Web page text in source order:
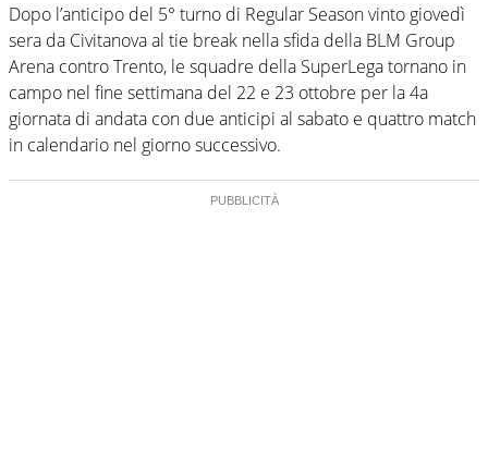
Dopo l’anticipo del 5° turno di Regular Season vinto giovedì
sera da Civitanova al tie break nella sfida della BLM Group
Arena contro Trento, le squadre della SuperLega tornano in
campo nel fine settimana del 22 e 23 ottobre per la 4a
giornata di andata con due anticipi al sabato e quattro match
in calendario nel giorno successivo.